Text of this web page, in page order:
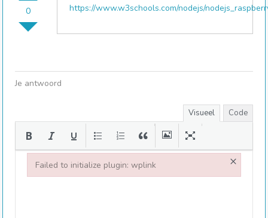
0
https://www.w3schools.com/nodejs/
Je antwoord
Visueel Code
Failed to initialize plugin: wplink ×
Failed to initialize plugin: wplink